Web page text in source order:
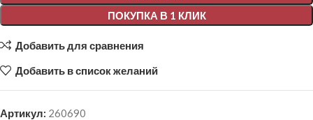
ПОКУПКА В 1 КЛИК
Добавить для сравнения
Добавить в список желаний
Артикул: 260690